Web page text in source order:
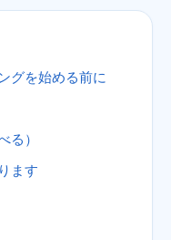
グを始める前に
る）
ます